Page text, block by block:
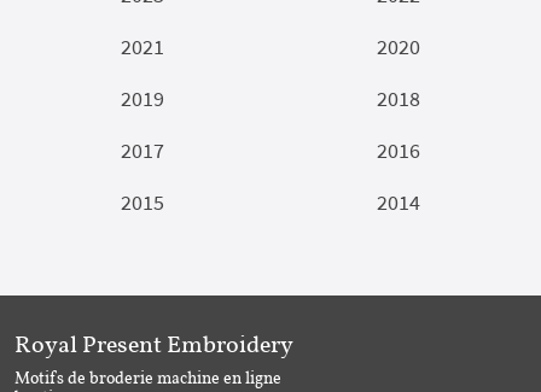
2021
2020
2019
2018
2017
2016
2015
2014
Royal Present Embroidery
Motifs de broderie machine en ligne